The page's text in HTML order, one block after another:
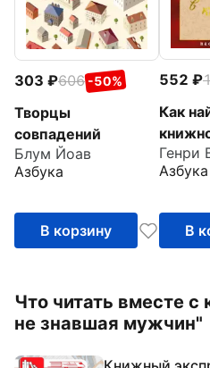
303 606 -50%
Творцы
совпадений
Блум Йоав
Азбука
В корзину
552
Как
Генри
Азбука
В
Что читать вместе с
не знавшая мужчин"